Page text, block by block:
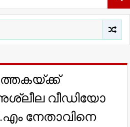
വീഡിയോ
നേതാവിനെ